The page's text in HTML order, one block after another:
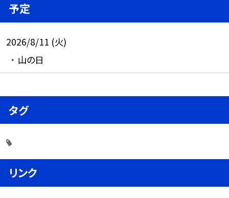
予定
2026/8/11 (火)
山の日
タグ
リンク